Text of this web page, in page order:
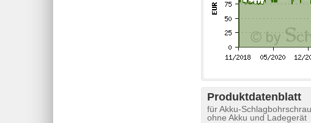
Produktdatenblatt
für Akku-
ohne Akku und Ladegerät